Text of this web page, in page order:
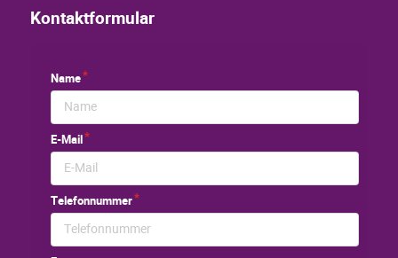
Kontaktformular